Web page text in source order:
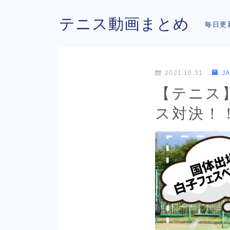
テニス動画まとめ 毎日更
2021.10.31
【テニ
ス対決！